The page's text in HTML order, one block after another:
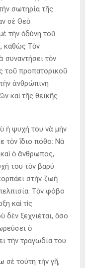
σωτηρία τῆς
σὲ Θεὸ
τὴν ὀδύνη τοῦ
καθὼς Τὸν
συναντήσει τὸν
τοῦ προπατορικοῦ
ἀνθρώπινη
καὶ τῆς θεϊκῆς
ἡ ψυχή του νὰ μὴν
τὸν ἴδιο πόθο: Νὰ
ὁ ἄνθρωπος,
του τὸν βαρύ
στὴν ζωὴ
Τὸν φόβο
καὶ τὶς
ξεχνιέται, ὅσο
ὁ
τὴν τραγωδία του.
σὲ τούτη τὴν γῆ,